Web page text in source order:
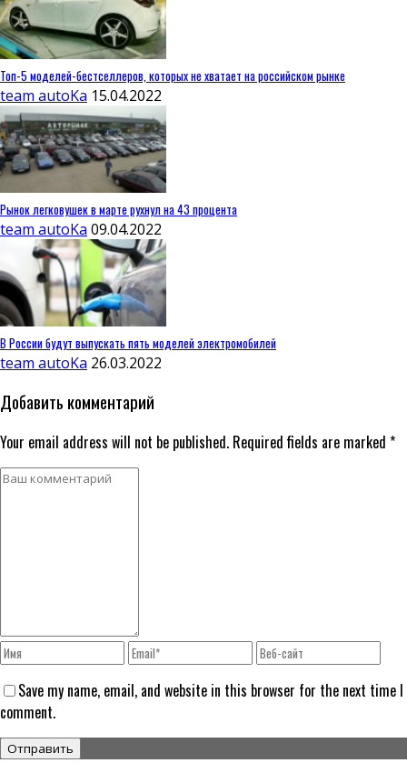
Топ-5 моделей-бестселлеров, которых не хватает на российском рынке
team autoKa 15.04.2022
Рынок легковушек в марте рухнул на 43 процента
team autoKa 09.04.2022
В России будут выпускать пять моделей электромобилей
team autoKa 26.03.2022
Добавить комментарий
Your email address will not be published. Required fields are marked *
Save my name, email, and website in this browser for the next time I
comment.